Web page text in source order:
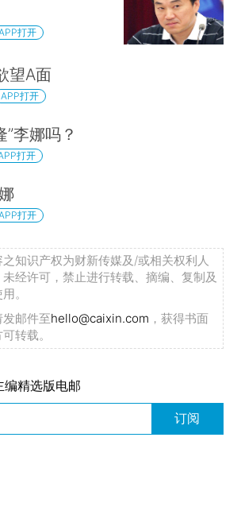
打开
望A面
APP打开
”李娜吗？
打开
打开
知识产权为财新传媒及/或相关权利人
经许可，禁止进行转载、摘编、复制及
。
邮件至hello@caixin.com ，获得书面
转载。
编精选版电邮
订阅